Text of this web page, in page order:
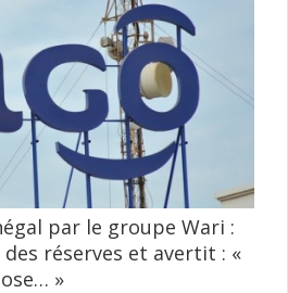
consommation
présenté au parquet par le
HLM pour des faits présumés
par le groupe Wari :
des réserves et avertit : «
»